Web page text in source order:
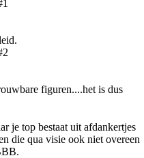
figuren....het is dus
je top bestaat uit afdankertjes
die qua visie ook niet overeen